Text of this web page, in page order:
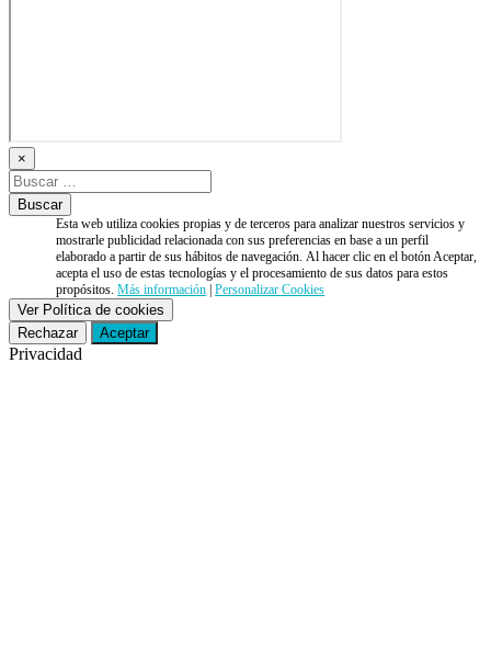
×
Esta web utiliza cookies propias y de terceros para analizar nuestros servicios y
mostrarle publicidad relacionada con sus preferencias en base a un perfil
elaborado a partir de sus hábitos de navegación. Al hacer clic en el botón Aceptar,
acepta el uso de estas tecnologías y el procesamiento de sus datos para estos
propósitos.Más información |Personalizar Cookies
Ver Política de cookies
Rechazar
Aceptar
Privacidad